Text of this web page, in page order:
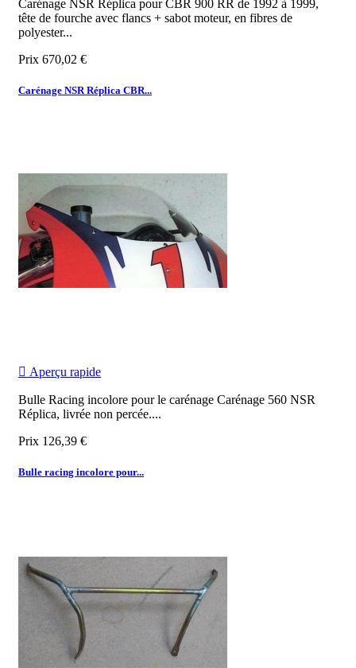
Carénage NSR Réplica pour CBR 900 RR de 1992 à 1999,
tête de fourche avec flancs + sabot moteur, en fibres de
polyester...
Prix 670,02 €
Carénage NSR Réplica CBR...
 Aperçu rapide
Bulle Racing incolore pour le carénage Carénage 560 NSR
Réplica, livrée non percée....
Prix 126,39 €
Bulle racing incolore pour...